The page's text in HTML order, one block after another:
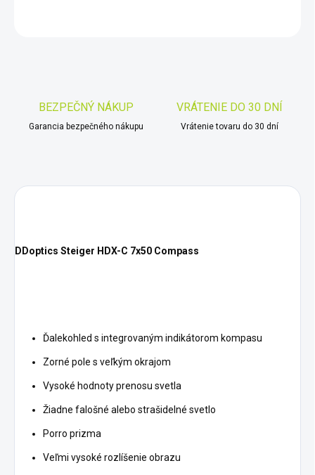
BEZPEČNÝ NÁKUP
Garancia bezpečného nákupu
VRÁTENIE DO 30 DNÍ
Vrátenie tovaru do 30 dní
DDoptics Steiger HDX-C 7x50 Compass
Ďalekohled s integrovaným indikátorom kompasu
Zorné pole s veľkým okrajom
Vysoké hodnoty prenosu svetla
Žiadne falošné alebo strašidelné svetlo
Porro prizma
Veľmi vysoké rozlíšenie obrazu